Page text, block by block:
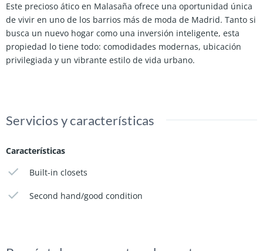
Este precioso ático en Malasaña ofrece una oportunidad única
de vivir en uno de los barrios más de moda de Madrid. Tanto si
busca un nuevo hogar como una inversión inteligente, esta
propiedad lo tiene todo: comodidades modernas, ubicación
privilegiada y un vibrante estilo de vida urbano.
Servicios y características
Características
Built-in closets
Second hand/good condition